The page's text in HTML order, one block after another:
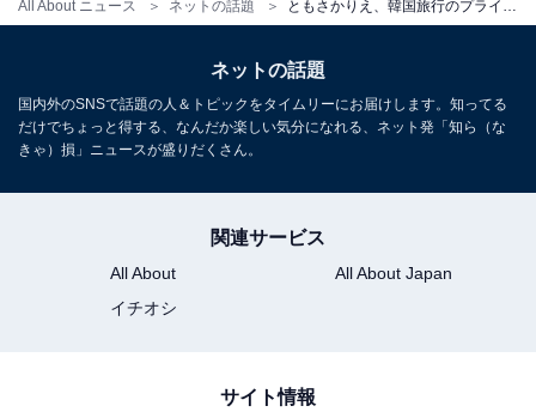
All About ニュース ネットの話題
ネットの話題
国内外のSNSで話題の人＆トピックをタイムリーにお届けします。知ってる
だけでちょっと得する、なんだか楽しい気分になれる、ネット発「知ら（な
きゃ）損」ニュースが盛りだくさん。
関連サービス
All About
All About Japan
イチオシ
サイト情報